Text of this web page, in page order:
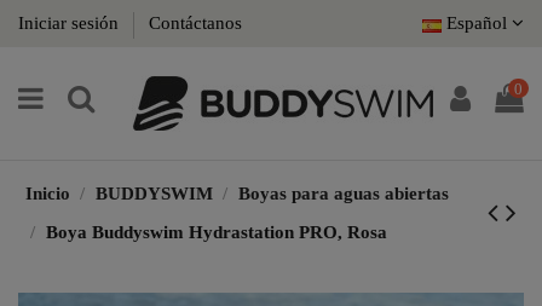
Iniciar sesión Contáctanos Español
0
Inicio BUDDYSWIM
Boyas para aguas abiertas
Boya Buddyswim Hydrastation PRO, Rosa